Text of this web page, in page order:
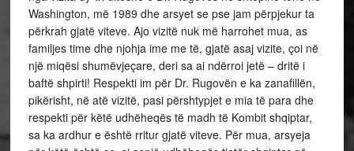
Washington, më 1989 dhe arsyet se pse jam përpjekur ta
përkrah gjatë viteve. Ajo vizitë nuk më harrohet mua, as
familjes time dhe njohja ime me të, gjatë asaj vizite, çoi në
një miqësi shumëvjeçare, deri sa ai ndërroi jetë – dritë i
baftë shpirti! Respekti im për Dr. Rugovën e ka zanafillën,
pikërisht, në atë vizitë, pasi përshtypjet e mia të para dhe
respekti për këtë udhëheqës të madh të Kombit shqiptar,
sa ka ardhur e është rritur gjatë viteve. Për mua, arsyeja